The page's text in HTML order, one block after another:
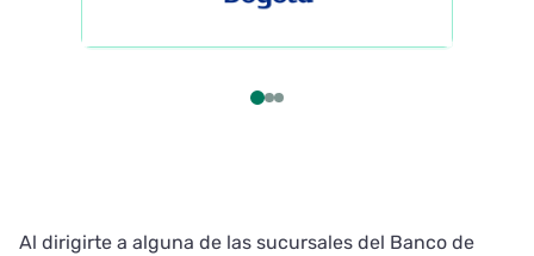
Al dirigirte a alguna de las sucursales del Banco de